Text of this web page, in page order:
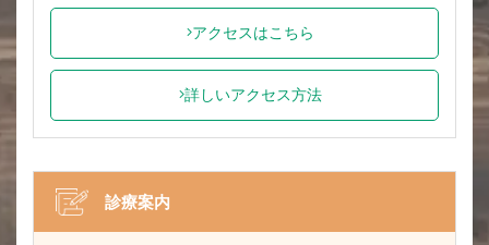
アクセスはこちら
詳しいアクセス方法
診療案内